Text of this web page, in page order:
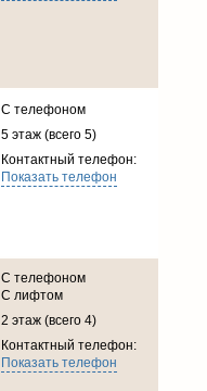
С телефоном
5 этаж (всего 5)
Контактный телефон:
Показать телефон
С телефоном
С лифтом
2 этаж (всего 4)
Контактный телефон:
Показать телефон